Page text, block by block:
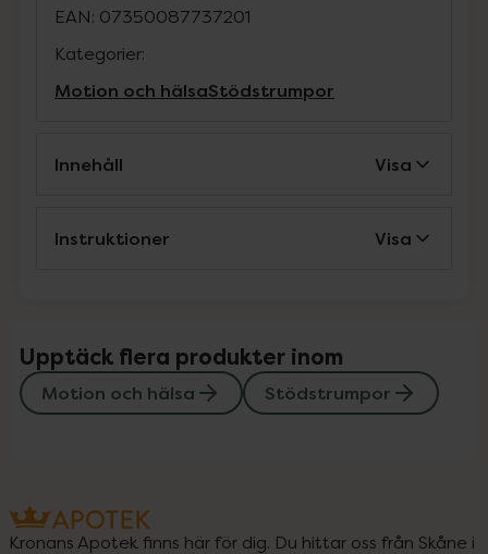
EAN: 07350087737201
Kategorier:
Motion och hälsaStödstrumpor
Innehåll Visa
Instruktioner Visa
Upptäck flera produkter inom
Motion och hälsa Stödstrumpor
Kronans Apotek finns här för dig. Du hittar oss från Skåne i